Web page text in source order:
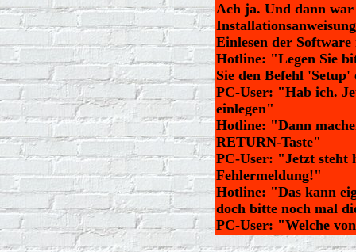
Ach ja. Und dann war
Einlesen der
Hotline: "Legen Sie
Sie den Befehl
PC-User: "Hab ich.
einlegen"
Hotline: "Dann
RETURN-Taste"
PC-User: "Jetzt steht
Fehlermeldung!"
Hotline: "Das kann
doch bitte noch mal
PC-User: "Welche